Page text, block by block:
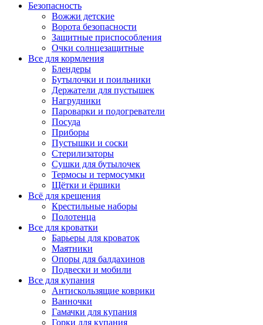
Безопасность
Вожжи детские
Ворота безопасности
Защитные приспособления
Очки солнцезащитные
Все для кормления
Блендеры
Бутылочки и поильники
Держатели для пустышек
Нагрудники
Пароварки и подогреватели
Посуда
Приборы
Пустышки и соски
Стерилизаторы
Сушки для бутылочек
Термосы и термосумки
Щётки и ёршики
Всё для крещения
Крестильные наборы
Полотенца
Все для кроватки
Барьеры для кроваток
Маятники
Опоры для балдахинов
Подвески и мобили
Все для купания
Антискользящие коврики
Ванночки
Гамачки для купания
Горки для купания